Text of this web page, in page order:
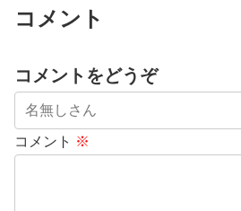
コメント
コメントをどうぞ
コメント ※